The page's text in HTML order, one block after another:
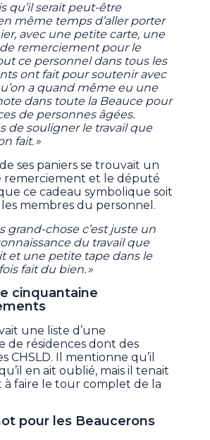
qu’il serait peut-être
même temps d’aller porter
avec une petite carte, une
remerciement pour le
ce personnel dans tous les
ont fait pour soutenir avec
a quand même eu une
dans toute la Beauce pour
de personnes âgées.
de souligner le travail que
fait. »
ses paniers se trouvait un
remerciement et le député
que ce cadeau symbolique soit
membres du personnel.
grand-chose c’est juste un
du travail que
et une petite tape dans le
fait du bien. »
cinquantaine
une liste d’une
de résidences dont des
CHSLD. Il mentionne qu’il
en ait oublié, mais il tenait
à faire le tour complet de la
pour les Beaucerons